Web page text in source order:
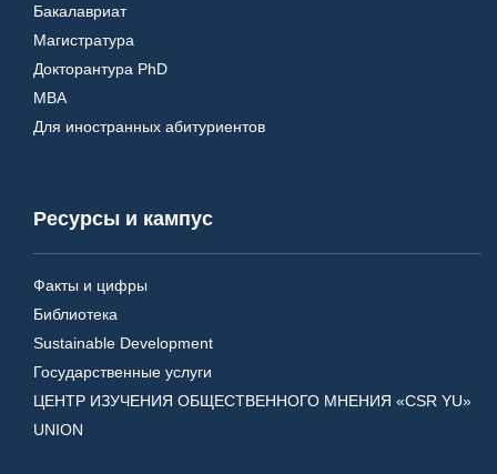
Бакалавриат
Магистратура
Докторантура PhD
MBA
Для иностранных абитуриентов
Ресурсы и кампус
Факты и цифры
Библиотека
Sustainable Development
Государственные услуги
ЦЕНТР ИЗУЧЕНИЯ ОБЩЕСТВЕННОГО МНЕНИЯ «CSR YU»
UNION